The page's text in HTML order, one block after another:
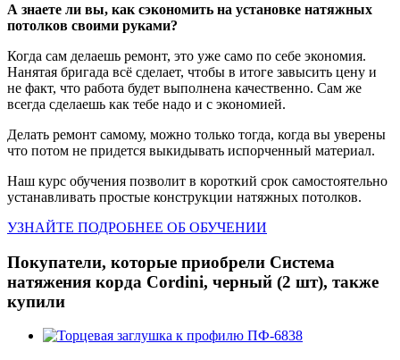
А знаете ли вы, как сэкономить на установке натяжных
потолков своими руками?
Когда сам делаешь ремонт, это уже само по себе экономия.
Нанятая бригада всё сделает, чтобы в итоге завысить цену и
не факт, что работа будет выполнена качественно. Сам же
всегда сделаешь как тебе надо и с экономией.
Делать ремонт самому, можно только тогда, когда вы уверены
что потом не придется выкидывать испорченный материал.
Наш курс обучения позволит в короткий срок самостоятельно
устанавливать простые конструкции натяжных потолков.
УЗНАЙТЕ ПОДРОБНЕЕ ОБ ОБУЧЕНИИ
Покупатели, которые приобрели Система
натяжения корда Cordini, черный (2 шт), также
купили